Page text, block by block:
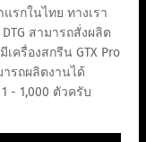
แรกในไทย ทางเรา
สามารถสั่งผลิต
ครื่องสกรีน GTX Pro
ารถผลิตงานได้
- 1,000 ตัวครับ